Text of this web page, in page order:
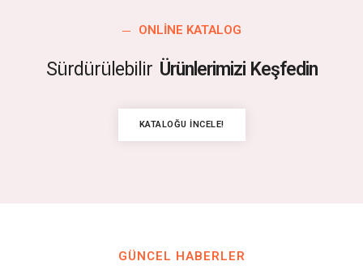
ONLINE KATALOG
Sürdürülebilir Ürünlerimizi Keşfedin
KATALOĞU İNCELE!
GÜNCEL HABERLER